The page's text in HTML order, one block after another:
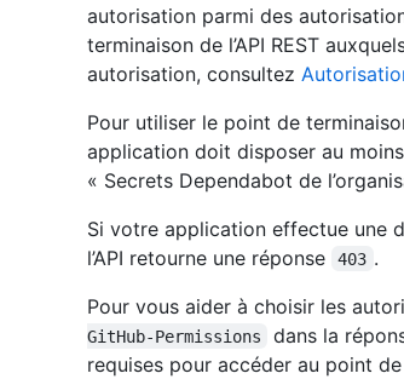
autorisation parmi des
terminaison de l’API REST
autorisation, consultez
Pour utiliser le point de
application doit disposer au
« Secrets Dependabot de
Si votre application effectue une
l’API retourne une réponse
403 .
Pour vous aider à choisir les
GitHub-Permissions
dans la
requises pour accéder au point